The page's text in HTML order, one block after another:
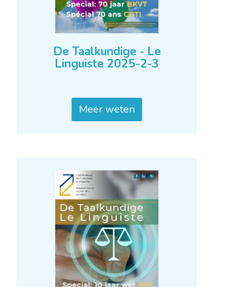
De Taalkundige - Le
Linguiste 2025-2-3
Meer weten